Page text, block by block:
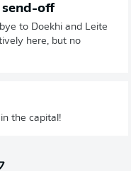
off
to Doekhi and Leite
here, but no
the capital!